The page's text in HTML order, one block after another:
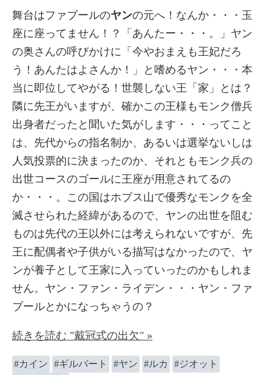
舞台はファブールのヤンの元へ！なんか・・・玉
座に座ってません！？「あんたー・・・。」ヤン
の奥さんの呼びかけに「今やおまえも王妃だろ
う！あんたはよさんか！」と嗜めるヤン・・・本
当に即位してやがる！世襲しない王「家」とは？
隣に先王がいますが、確かこの王様もモンク僧兵
出身者だったと聞いた気がします・・・ってこと
は、先代からの指名制か、あるいは選挙ないしは
人気投票的に決まったのか、それともモンク兵の
出世コースのゴールに王座が用意されてるの
か・・・。この国はホブス山で優秀なモンクを全
滅させられた経緯があるので、ヤンの出世を阻む
ものは先代の王以外には考えられないですが、先
王に配偶者や子供がいる描写はなかったので、ヤ
ンが養子として王家に入っていったのかもしれま
せん。ヤン・ファン・ライデン・・・ヤン・ファ
ブールとかになっちゃうの？
続きを読む "戴冠式の出欠" »
カイン ギルバート ヤン ルカ
ジオット